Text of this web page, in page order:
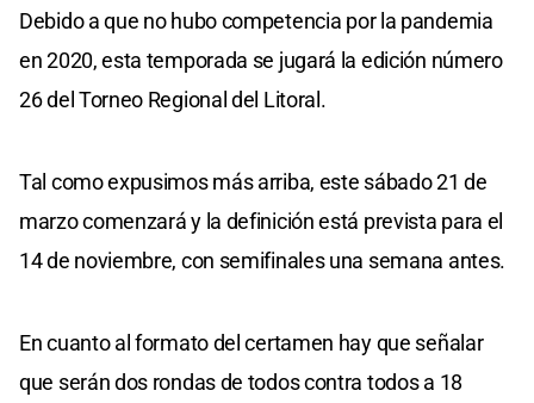
Debido a que no hubo competencia por la pandemia
en 2020, esta temporada se jugará la edición número
26 del Torneo Regional del Litoral.
Tal como expusimos más arriba, este sábado 21 de
marzo comenzará y la definición está prevista para el
14 de noviembre, con semifinales una semana antes.
En cuanto al formato del certamen hay que señalar
que serán dos rondas de todos contra todos a 18